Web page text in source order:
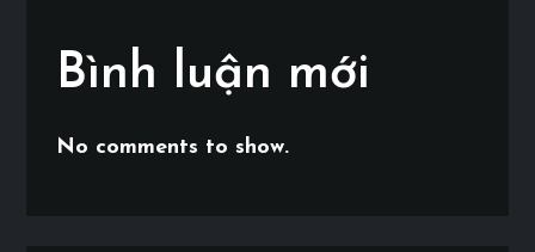
Bình luận mới
No comments to show.